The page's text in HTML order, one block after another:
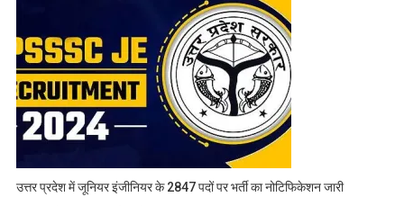
उत्तर प्रदेश में जूनियर इंजीनियर के 2847 पदों पर भर्ती का नोटिफिकेशन जारी